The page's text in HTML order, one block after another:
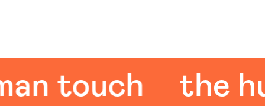
the